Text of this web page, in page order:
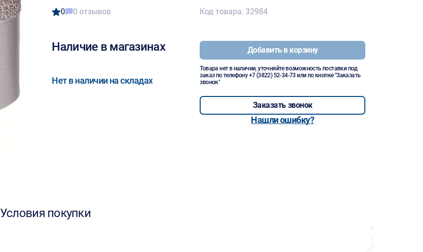
0 0 отзывов
Наличие в магазинах
Нет в наличии на складах
Код товара: 32984
Добавить в корзину
Товара нет в наличии, уточняйте возможность поставки под
заказ по телефону+7 (3822) 52-34-73 или по кнопке "Заказать
звонок"
Заказать звонок
Нашли ошибку?
Условия покупки